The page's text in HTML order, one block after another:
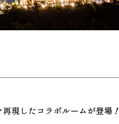
現したコラボルームが登場！